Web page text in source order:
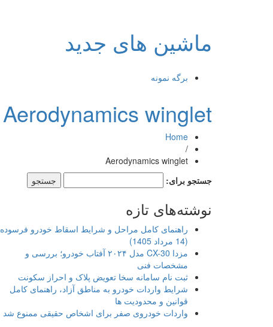
ماشین های جدید
برگه نمونه
Aerodynamics winglet
Home
/
Aerodynamics winglet
جستجو برای:
نوشته‌های تازه
راهنمای کامل مراحل و شرایط اسقاط خودرو فرسوده
(14 مرداد 1405)
مزدا CX-30 مدل ۲۰۲۴ آفتاب خودرو؛ بررسی و
مشخصات فنی
ثبت نام سامانه سخا تعویض پلاک و احراز سکونت
شرایط واردات خودرو به مناطق آزاد، راهنمای کامل
قوانین و محدودیت ها
واردات خودروی صفر برای اشخاص حقیقی ممنوع شد